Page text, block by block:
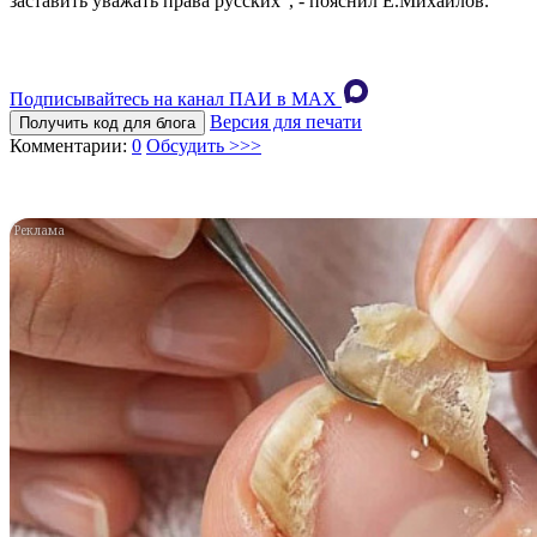
Подписывайтесь на канал ПАИ в MAХ
Получить код для блога
Версия для печати
Комментарии: 0 Обсудить >>>